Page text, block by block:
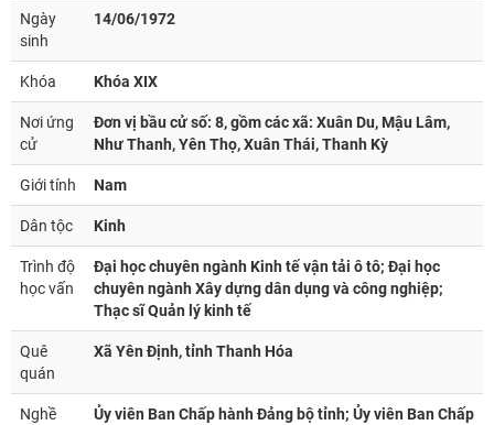
Ngày
sinh
14/06/1972
Khóa Khóa XIX
Nơi ứng
cử
Đơn vị bầu cử số: 8, gồm các xã: Xuân Du, Mậu Lâm,
Như Thanh, Yên Thọ, Xuân Thái, Thanh Kỳ
Giới tính Nam
Dân tộc Kinh
Trình độ
học vấn
Đại học chuyên ngành Kinh tế vận tải ô tô; Đại học
chuyên ngành Xây dựng dân dụng và công nghiệp;
Thạc sĩ Quản lý kinh tế
Quê
quán
Xã Yên Định, tỉnh Thanh Hóa
Nghề
Ủy viên Ban Chấp hành Đảng bộ tỉnh; Ủy viên Ban Chấp